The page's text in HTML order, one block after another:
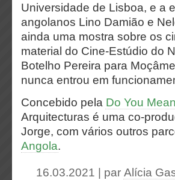
Universidade de Lisboa, e a
angolanos Lino Damião e
ainda uma mostra sobre os
material do Cine-Estúdio do
Botelho Pereira para
nunca entrou em
Concebido pela Do You
Arquitecturas é uma co-
Jorge, com vários outros
Angola.
16.03.2021 | par Alícia